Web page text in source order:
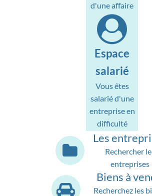
d'une affaire
Espace
salarié
Vous êtes
salarié d'une
entreprise en
difficulté
Les
Rechercher
entreprises
Biens à
Recherchez les